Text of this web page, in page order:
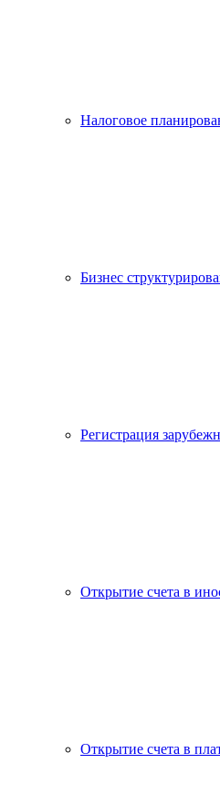
Налоговое
Бизнес
Регистрация
Открытие счета в
Открытие счета в